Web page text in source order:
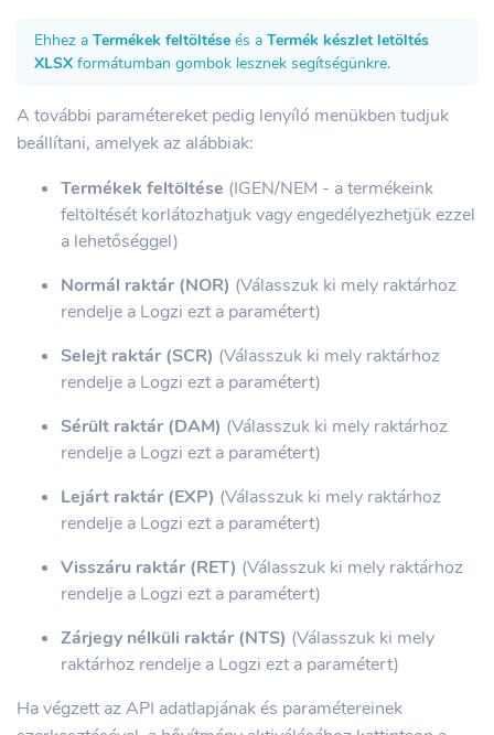
Ehhez a Termékek feltöltése és a Termék készlet letöltés
XLSX formátumban gombok lesznek segítségünkre.
A további paramétereket pedig lenyíló menükben tudjuk
beállítani, amelyek az alábbiak:
Termékek feltöltése (IGEN/NEM - a termékeink
feltöltését korlátozhatjuk vagy engedélyezhetjük ezzel
a lehetőséggel)
Normál raktár (NOR) (Válasszuk ki mely raktárhoz
rendelje a Logzi ezt a paramétert)
Selejt raktár (SCR) (Válasszuk ki mely raktárhoz
rendelje a Logzi ezt a paramétert)
Sérült raktár (DAM) (Válasszuk ki mely raktárhoz
rendelje a Logzi ezt a paramétert)
Lejárt raktár (EXP) (Válasszuk ki mely raktárhoz
rendelje a Logzi ezt a paramétert)
Visszáru raktár (RET) (Válasszuk ki mely raktárhoz
rendelje a Logzi ezt a paramétert)
Zárjegy nélküli raktár (NTS) (Válasszuk ki mely
raktárhoz rendelje a Logzi ezt a paramétert)
Ha végzett az API adatlapjának és paramétereinek